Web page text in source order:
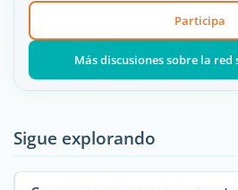
Participa
Más discusiones sobre la red
Sigue explorando